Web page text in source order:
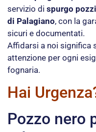
servizio di spurgo
di Palagiano, con la
sicuri e documentati.
Affidarsi a noi significa
attenzione per ogni
fognaria.
Hai
Pozzo nero